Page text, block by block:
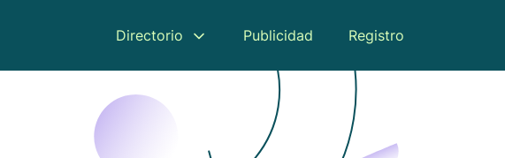
Directorio Publicidad Registro